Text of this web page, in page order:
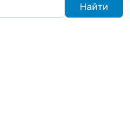
Найти